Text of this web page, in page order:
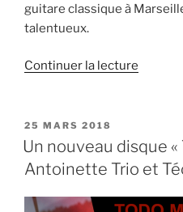
guitare classique à
talentueux.
Continuer la lecture
Danilo
&
PUBLIÉ
LE
25 MARS 2018
Un nouveau disque
Antoinette Trio et